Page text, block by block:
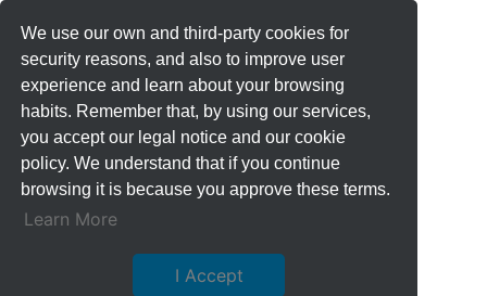
We use our own and third-party cookies for
security reasons, and also to improve user
experience and learn about your browsing
habits. Remember that, by using our services,
you accept our legal notice and our cookie
policy. We understand that if you continue
browsing it is because you approve these terms.
Learn More
I Accept